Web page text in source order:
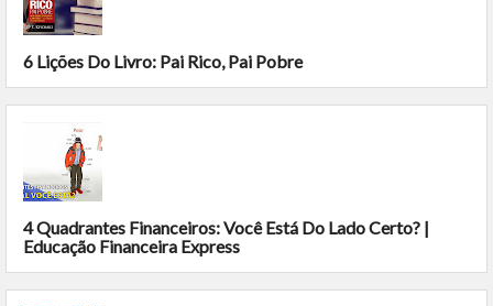
6 Lições Do Livro: Pai Rico, Pai Pobre
4 Quadrantes Financeiros: Você Está Do Lado Certo? |
Educação Financeira Express